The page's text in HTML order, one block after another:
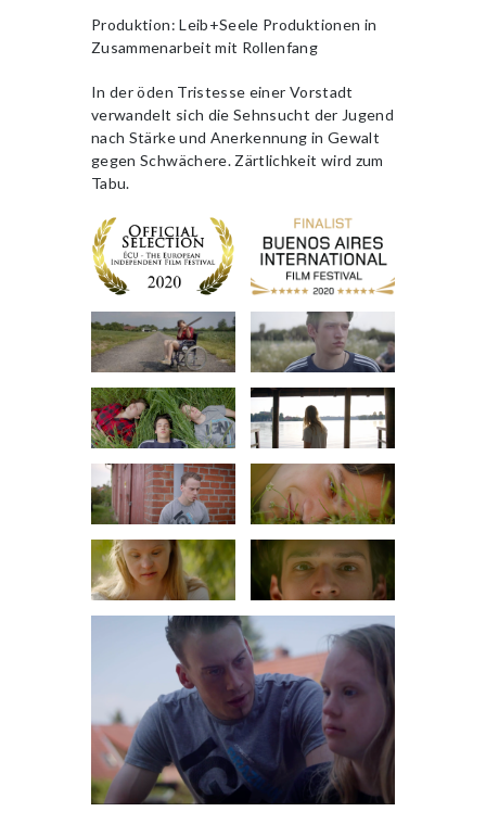
Produktion: Leib+Seele Produktionen in
Zusammenarbeit mit Rollenfang
In der öden Tristesse einer Vorstadt
verwandelt sich die Sehnsucht der Jugend
nach Stärke und Anerkennung in Gewalt
gegen Schwächere. Zärtlichkeit wird zum
Tabu.